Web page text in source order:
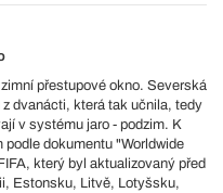
přestupové okno. Severská
dvanácti, která tak učnila, tedy
v systému jaro - podzim. K
dokumentu "Worldwide
který byl aktualizovaný před
Estonsku, Litvě, Lotyšsku,